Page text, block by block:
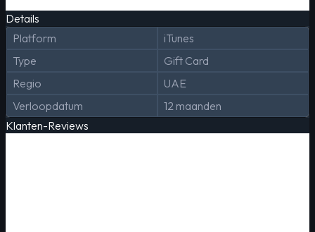
Details
Platform
iTunes
Type
Gift Card
Regio
UAE
Verloopdatum
12 maanden
Klanten-Reviews